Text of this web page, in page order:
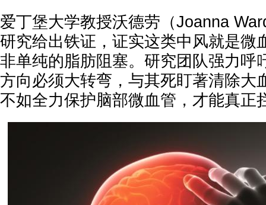
爱丁堡大学教授沃德劳（Joanna
研究给出铁证，证实这类中风就是微
非单纯的脂肪阻塞。研究团队强力呼
方向必须大转弯，与其死盯著清除大
不如全力保护脑部微血管，才能真正